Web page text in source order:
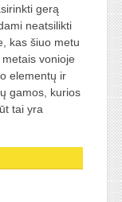
gerą
neatsilikti
kas šiuo metu
vonioje
elementų ir
gamos, kurios
tai yra